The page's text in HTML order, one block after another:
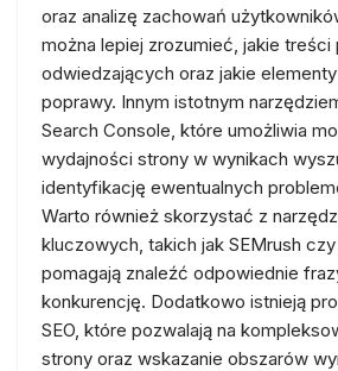
oraz analizę zachowań
można lepiej zrozumieć, jakie treści
odwiedzających oraz jakie
poprawy. Innym istotnym
Search Console, które umożliwia
wydajności strony w wynikach
identyfikację ewentualnych
Warto również skorzystać z
kluczowych, takich jak SEMrush
pomagają znaleźć odpowiednie
konkurencję. Dodatkowo istnieją
SEO, które pozwalają na
strony oraz wskazanie obszarów